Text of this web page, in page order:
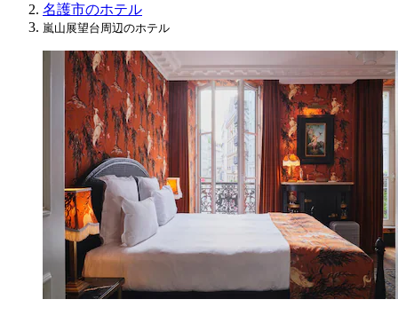
名護市のホテル
嵐山展望台周辺のホテル